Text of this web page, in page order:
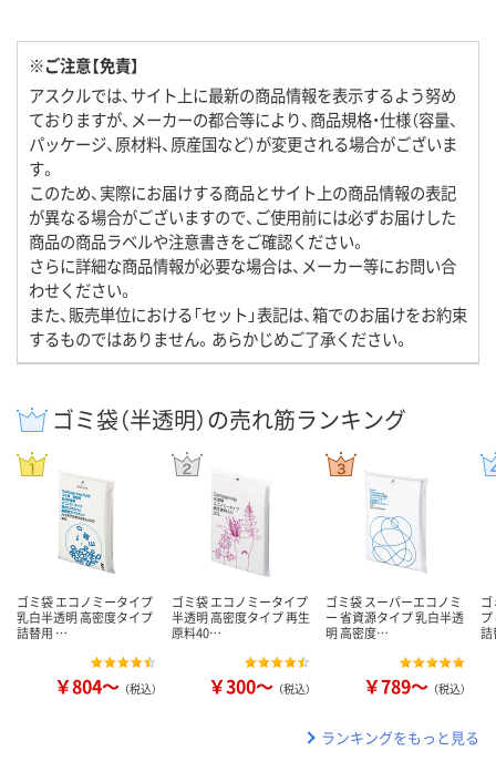
※ご注意【免責】
アスクルでは、サイト上に最新の商品情報を表示するよう努め
ておりますが、メーカーの都合等により、商品規格・仕様（容量、
パッケージ、原材料、原産国など）が変更される場合がございま
す。
このため、実際にお届けする商品とサイト上の商品情報の表記
が異なる場合がございますので、ご使用前には必ずお届けした
商品の商品ラベルや注意書きをご確認ください。
さらに詳細な商品情報が必要な場合は、メーカー等にお問い合
わせください。
また、販売単位における「セット」表記は、箱でのお届けをお約束
するものではありません。あらかじめご了承ください。
ゴミ袋（半透明）の売れ筋ランキング
ゴミ袋 エコノミータイプ
乳白半透明 高密度タイプ
詰替用 …
￥804～ （税込）
ゴミ袋 エコノミータイプ
半透明 高密度タイプ 再生
原料40…
￥300～ （税込）
ゴミ袋 スーパーエコノミ
ー 省資源タイプ 乳白半透
明 高密度…
￥789～ （税込）
ランキングをもっと見る